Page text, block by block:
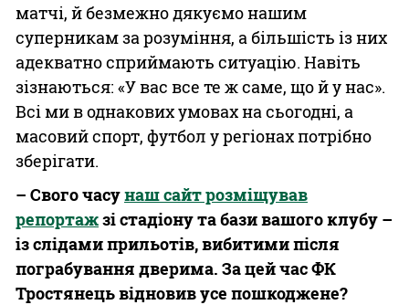
матчі, й безмежно дякуємо нашим
суперникам за розуміння, а більшість із них
адекватно сприймають ситуацію. Навіть
зізнаються: «У вас все те ж саме, що й у нас».
Всі ми в однакових умовах на сьогодні, а
масовий спорт, футбол у регіонах потрібно
зберігати.
– Свого часунаш сайт розміщував
репортажзі стадіону та бази вашого клубу –
із слідами прильотів, вибитими після
пограбування дверима. За цей час ФК
Тростянець відновив усе пошкоджене?